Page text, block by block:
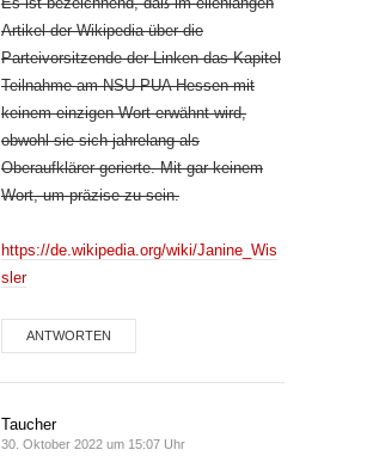
Artikel der Wikipedia über die
Parteivorsitzende der Linken das Kapitel
Teilnahme am NSU-PUA Hessen mit
keinem einzigen Wort erwähnt wird,
obwohl sie sich jahrelang als
Oberaufklärer gerierte. Mit gar keinem
Wort, um präzise zu sein.
https://de.wikipedia.org/wiki/Janine_Wis
sler
ANTWORTEN
Taucher
30. Oktober 2022 um 15:07 Uhr